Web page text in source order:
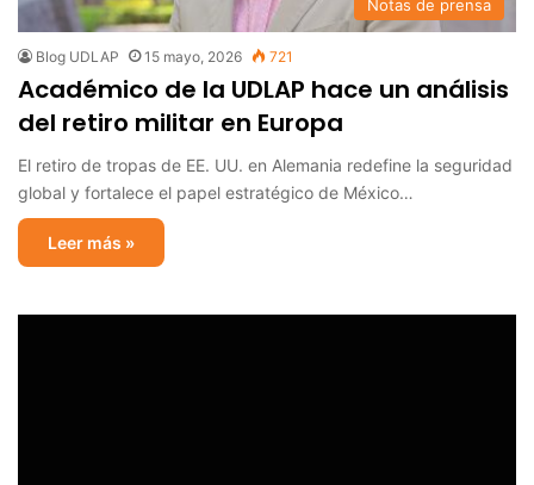
Notas de prensa
Blog UDLAP 15 mayo, 2026 721
Académico de la UDLAP hace un análisis
del retiro militar en Europa
El retiro de tropas de EE. UU. en Alemania redefine la seguridad
global y fortalece el papel estratégico de México…
Leer más »